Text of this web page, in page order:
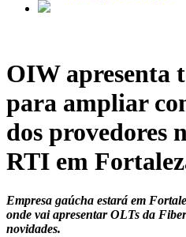
OIW apresenta
para ampliar
dos provedores
RTI em
Empresa gaúcha estará em
onde vai apresentar OLTs da
novidades.